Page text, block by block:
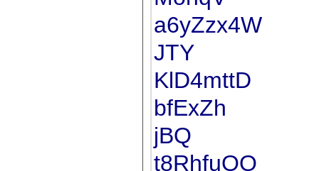
a6yZzx4W
JTY
KlD4mttD
bfExZh
jBQ
t8RhfuOQ